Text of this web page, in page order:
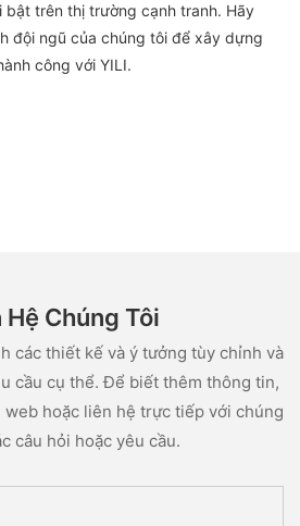
bật trên thị trường cạnh tranh. Hãy
đội ngũ của chúng tôi để xây dựng
công với YILI.
Hệ Chúng Tôi
các thiết kế và ý tưởng tùy chỉnh và
cầu cụ thể. Để biết thêm thông tin,
hoặc liên hệ trực tiếp với chúng
câu hỏi hoặc yêu cầu.